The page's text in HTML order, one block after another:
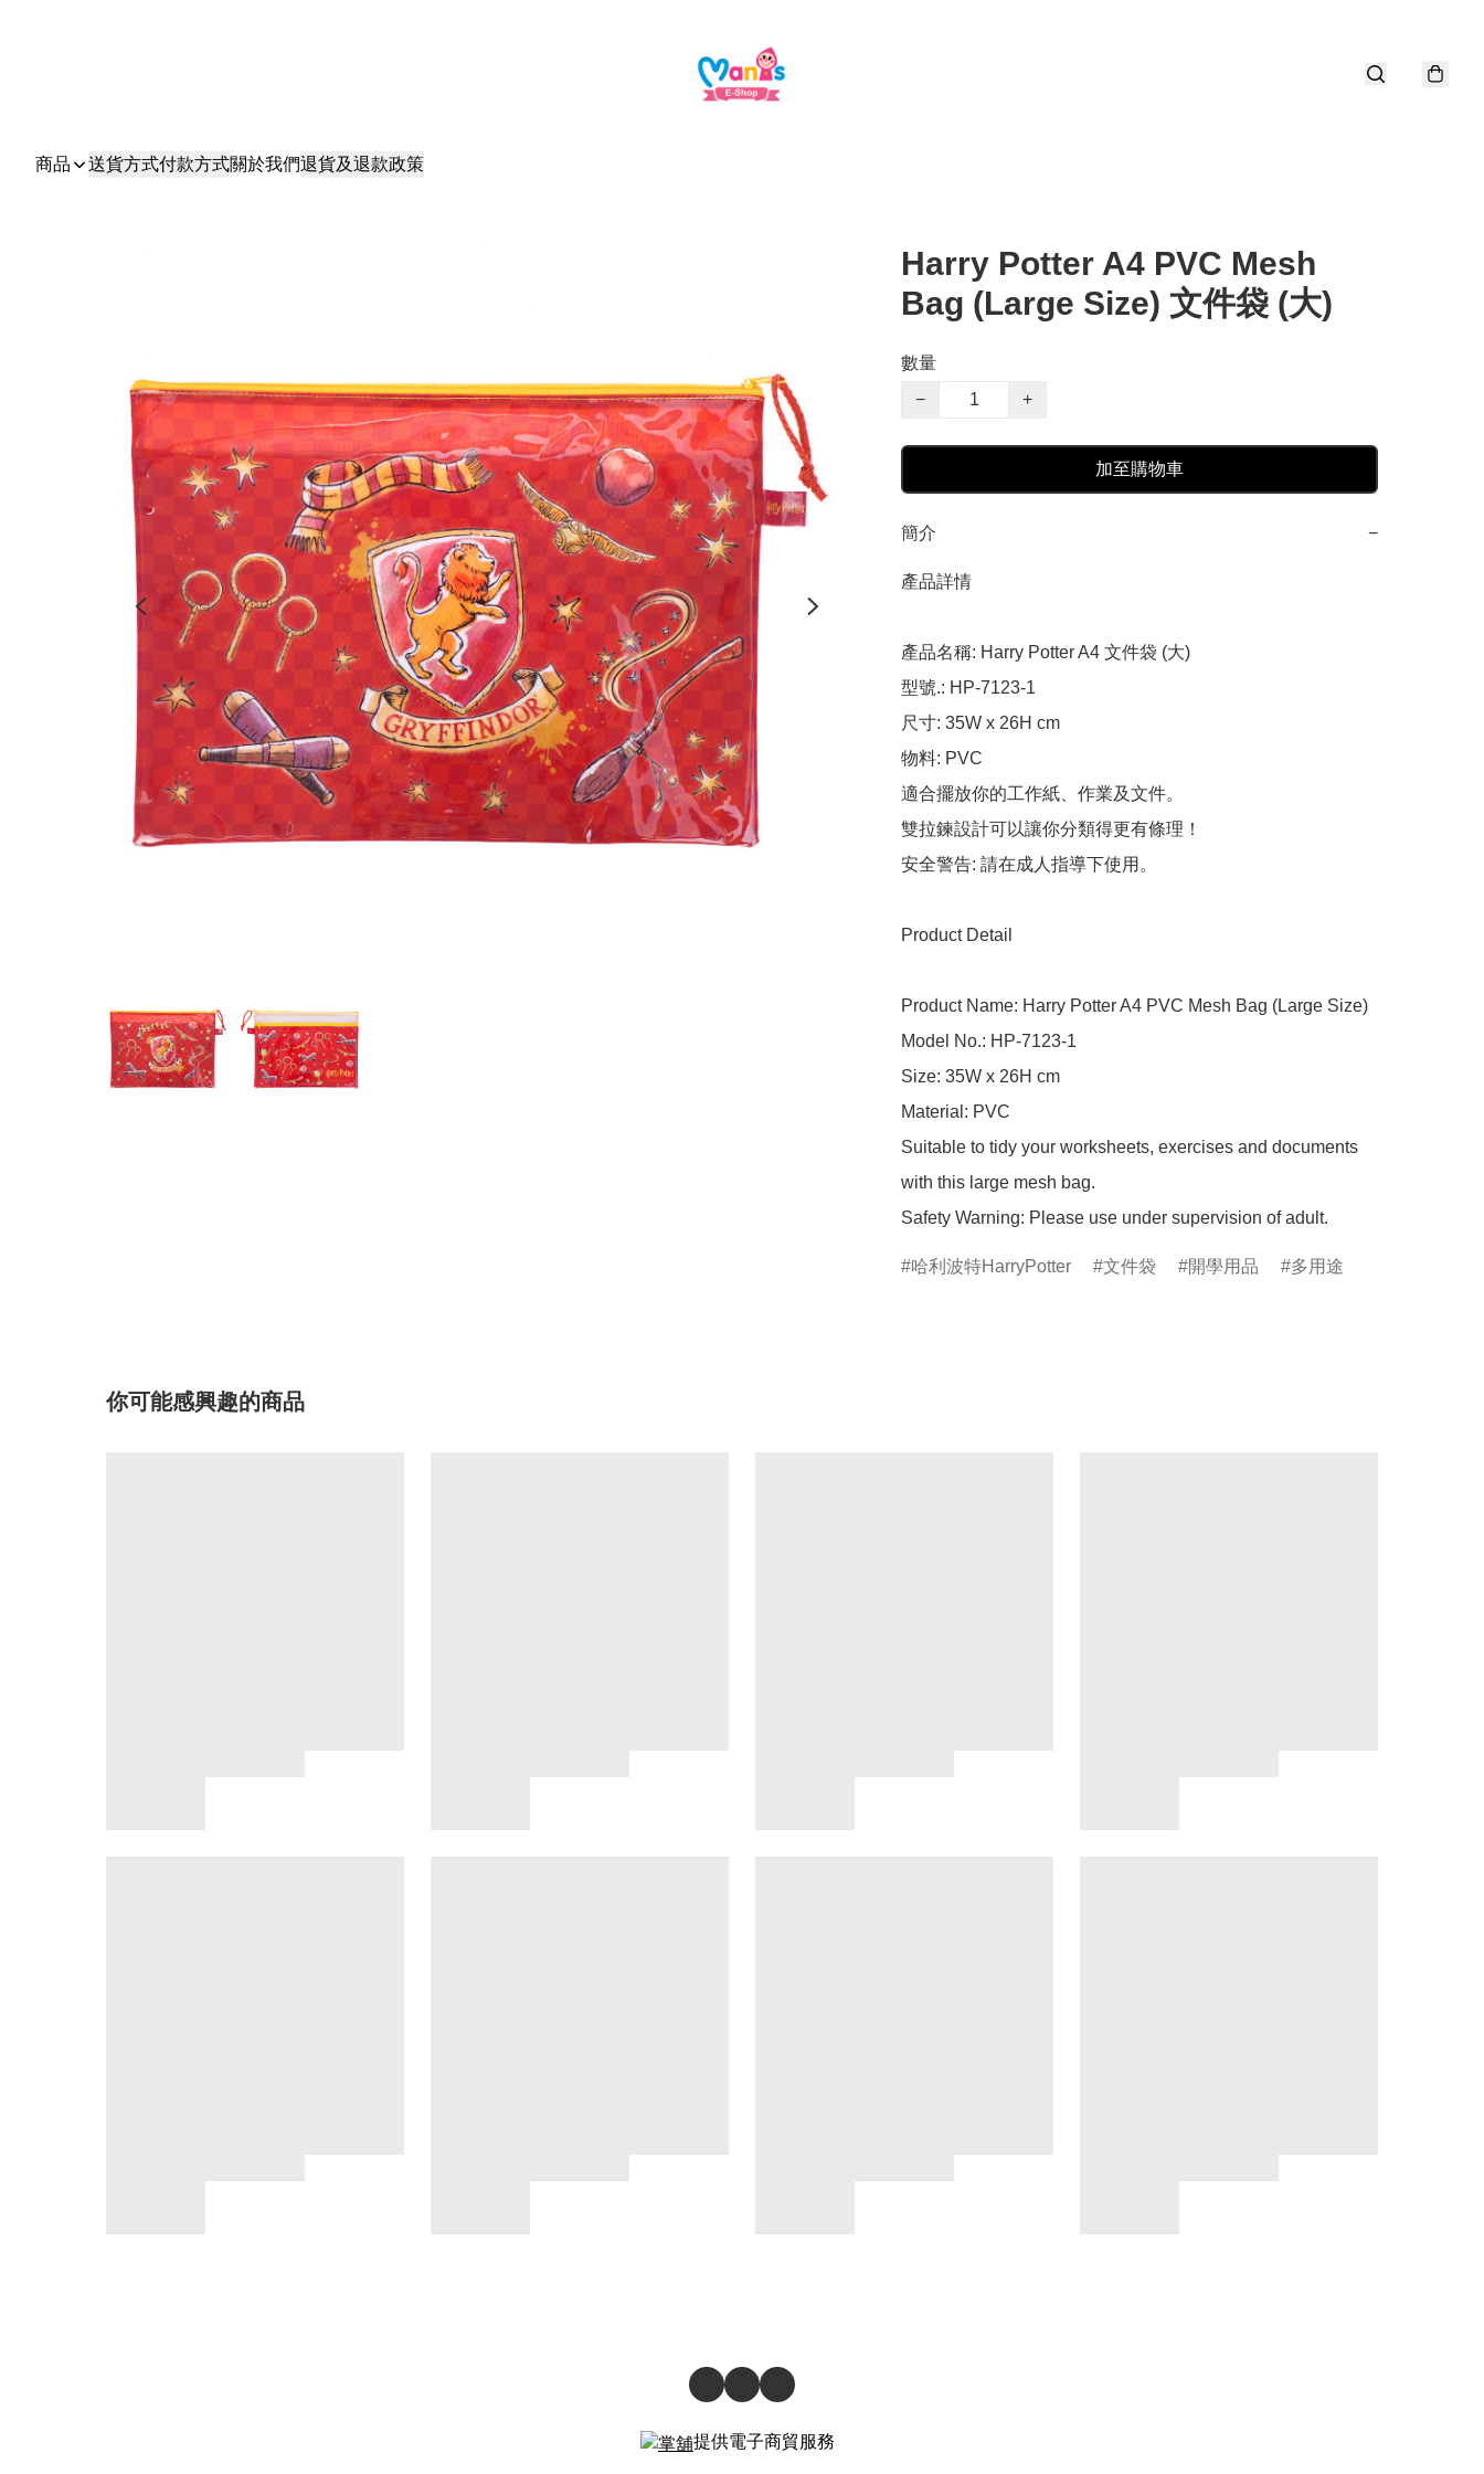
商品 送貨方式付款方式關於我們退貨及退款政策
Harry Potter A4 PVC Mesh
Bag (Large Size) 文件袋 (大)
數量
−
+
加至購物車
簡介 −
產品詳情
產品名稱: Harry Potter A4 文件袋 (大)
型號.: HP-7123-1
尺寸: 35W x 26H cm
物料: PVC
適合擺放你的工作紙、作業及文件。
雙拉鍊設計可以讓你分類得更有條理！
安全警告: 請在成人指導下使用。
Product Detail
Product Name: Harry Potter A4 PVC Mesh Bag (Large Size)
Model No.: HP-7123-1
Size: 35W x 26H cm
Material: PVC
Suitable to tidy your worksheets, exercises and documents
with this large mesh bag.
Safety Warning: Please use under supervision of adult.
哈利波特HarryPotter 文件袋 開學用品 多用途
你可能感興趣的商品
提供電子商貿服務